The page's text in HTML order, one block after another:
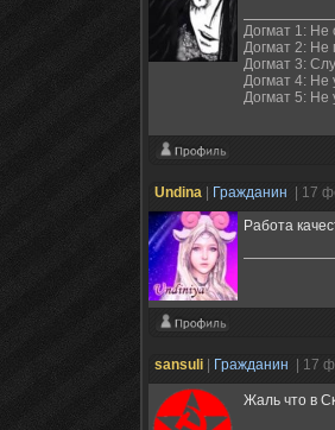
Догмат 1: Не
Догмат 2: Не
Догмат 3:
Догмат 4: Не
Догмат 5: Не
Undina Гражданин
| 17
Работа
sansuli Гражданин | 17
Жаль что в